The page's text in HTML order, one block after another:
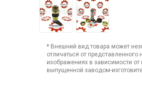
* Внешний вид товара может
отличаться от представленного
изображениях в зависимости от
выпущенной заводом-